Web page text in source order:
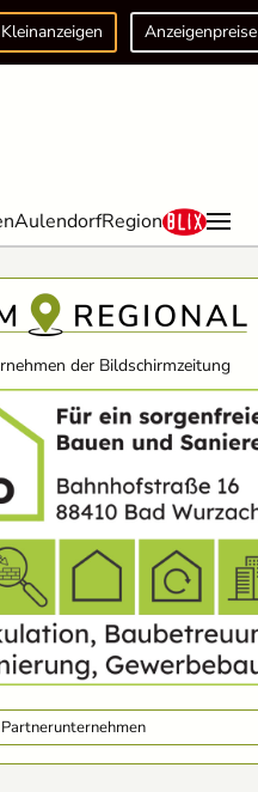
Kleinanzeigen Anzeigenpreise
AulendorfRegion
der Bildschirmzeitung